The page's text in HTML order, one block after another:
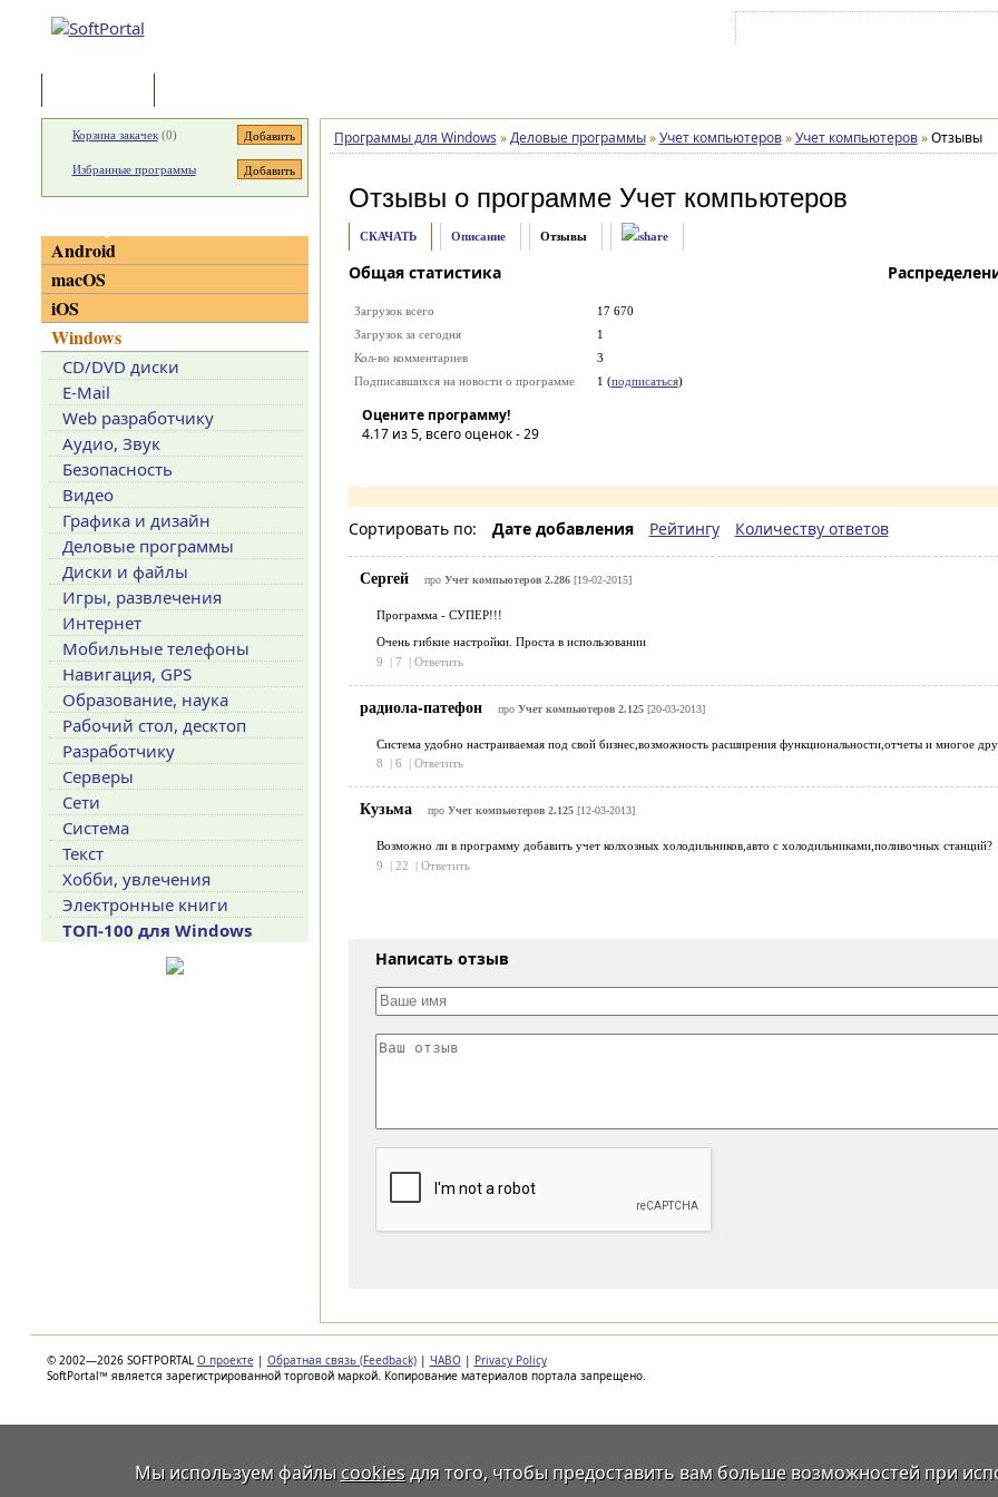
Программы для Windows » Деловые программы » Учет компьютеров » Учет компьютеров » Отзывы
Отзывы о программе Учет компьютеров
СКАЧАТЬ Описание Отзывы
Общая статистика
Загрузок всего
17 670
Загрузок за сегодня
1
Кол-во комментариев
3
Подписавшихся на новости о программе
1 (подписаться)
Оцените программу!
4.17из 5, всего оценок -29
Сортировать по: Дате добавления Рейтингу Количеству ответов
Сергей про Учет компьютеров 2.286[19-02-2015]
Программа - СУПЕР!!!
Очень гибкие настройки. Проста в использовании
9
| 7 | Ответить
радиола-патефон про Учет компьютеров 2.125[20-03-2013]
Система удобно настраиваемая под свой бизнес,возможность расширения функциональности,отчеты и многое
8
| 6 | Ответить
Кузьма про Учет компьютеров 2.125[12-03-2013]
Возможно ли в программу добавить учет колхозных холодильников,авто с холодильниками,поливочных станций?
9
| 22 | Ответить
Написать отзыв
Корзина закачек(0)
Избранные программы
Android
macOS
iOS
Windows
CD/DVD диски
E-Mail
Web разработчику
Аудио, Звук
Безопасность
Видео
Графика и дизайн
Деловые программы
Диски и файлы
Игры, развлечения
Интернет
Мобильные телефоны
Навигация, GPS
Образование, наука
Рабочий стол, десктоп
Разработчику
Серверы
Сети
Система
Текст
Хобби, увлечения
Электронные книги
ТОП-100 для Windows
© 2002—2026 SOFTPORTAL О проекте | Обратная связь (Feedback) | ЧАВО | Privacy Policy
SoftPortal™ является зарегистрированной торговой маркой. Копирование материалов портала запрещено.
Мы используем файлы cookiesдля того, чтобы предоставить вам больше возможностей при